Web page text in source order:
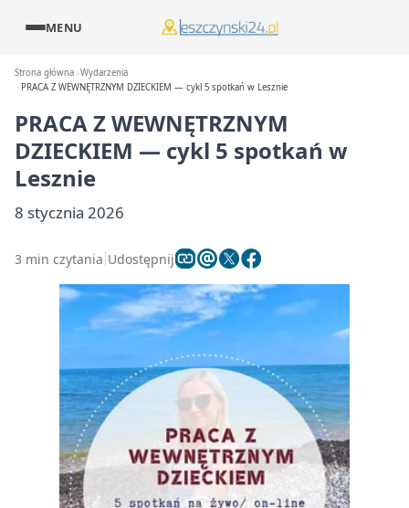
MENU
Strona główna Wydarzenia
PRACA Z WEWNĘTRZNYM DZIECKIEM — cykl 5 spotkań w Lesznie
PRACA Z WEWNĘTRZNYM
DZIECKIEM — cykl 5 spotkań w
Lesznie
8 stycznia 2026
3 min czytania Udostępnij